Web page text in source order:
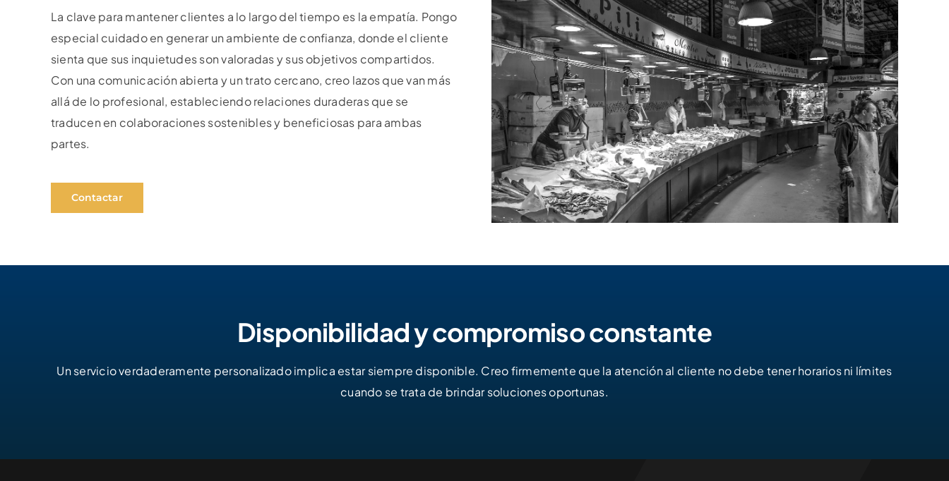
La clave para mantener clientes a lo largo del tiempo es la empatía. Pongo
especial cuidado en generar un ambiente de confianza, donde el cliente
sienta que sus inquietudes son valoradas y sus objetivos compartidos.
Con una comunicación abierta y un trato cercano, creo lazos que van más
allá de lo profesional, estableciendo relaciones duraderas que se
traducen en colaboraciones sostenibles y beneficiosas para ambas
partes.
Contactar
Disponibilidad y compromiso constante
Un servicio verdaderamente personalizado implica estar siempre disponible. Creo firmemente que la atención al cliente no debe tener horarios ni límites
cuando se trata de brindar soluciones oportunas.